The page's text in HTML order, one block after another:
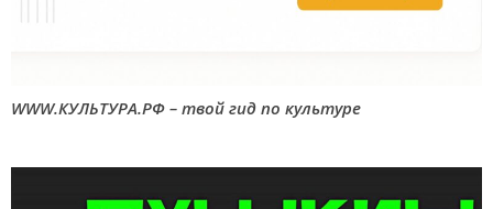
WWW.КУЛЬТУРА.РФ – твой гид по культуре